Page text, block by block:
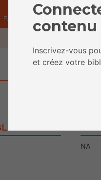
PARTICIPANTS
NA
Inscrivez-vous
et créez votre